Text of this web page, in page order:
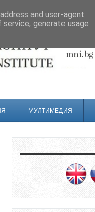
МУЛТИМЕДИЯ
and user-agent
generate usage